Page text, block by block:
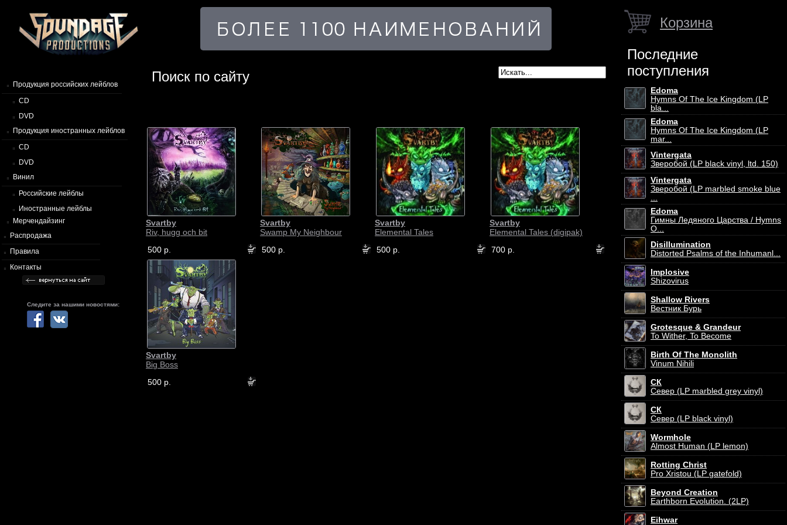
Продукция российских лейблов
CD
DVD
Продукция иностранных лейблов
CD
DVD
Винил
Российские лейблы
Иностранные лейблы
Мерчендайзинг
Распродажа
Правила
Контакты
Следите за нашими новостями:
Поиск по сайту
Svartby
Riv, hugg och bit
500 р.
Svartby
Swamp My Neighbour
500 р.
Svartby
Elemental Tales
500 р.
Svartby
Elemental Tales (digipak)
700 р.
Svartby
Big Boss
500 р.
Корзина
Последние
поступления
Edoma
Hymns Of The Ice Kingdom (LP
bla...
Edoma
Hymns Of The Ice Kingdom (LP
mar...
Vintergata
Зверобой (LP black vinyl, ltd. 150)
Vintergata
Зверобой (LP marbled smoke blue
...
Edoma
Гимны Ледяного Царства / Hymns
O...
Disillumination
Distorted Psalms of the Inhumanl...
Implosive
Shizovirus
Shallow Rivers
Вестник Бурь
Grotesque & Grandeur
To Wither, To Become
Birth Of The Monolith
Vinum Nihili
СК
Север (LP marbled grey vinyl)
СК
Север (LP black vinyl)
Wormhole
Almost Human (LP lemon)
Rotting Christ
Pro Xristou (LP gatefold)
Beyond Creation
Earthborn Evolution. (2LP)
Eihwar